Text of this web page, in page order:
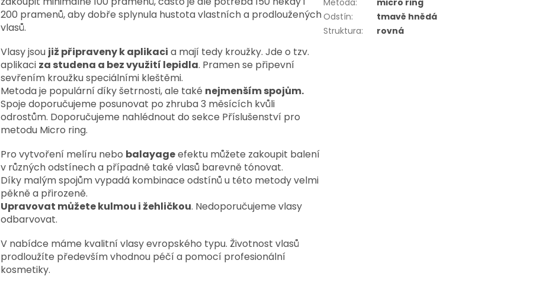
200 pramenů,aby dobře splynula hustota vlastních a prodloužených
vlasů.
Vlasy jsou již připraveny k aplikaci a mají tedy kroužky. Jde o tzv.
aplikaci za studena a bez využití lepidla. Pramen se připevní
sevřením kroužku speciálními kleštěmi.
Metoda je populární díky šetrnosti, ale také nejmenším spojům.
Spoje doporučujeme posunovat po zhruba 3 měsících kvůli
odrostům. Doporučujeme nahlédnout do sekce Příslušenství pro
metodu Micro ring.
Pro vytvoření melíru nebo balayageefektu můžete zakoupit balení
v různých odstínech a případně také vlasů barevně tónovat.
Díky malým spojům vypadá kombinace odstínů u této metody velmi
pěkně a přirozeně.
Upravovat můžete kulmou i žehličkou. Nedoporučujeme vlasy
odbarvovat.
V nabídce máme kvalitní vlasy evropského typu. Životnost vlasů
prodloužíte především vhodnou péčí a pomocí profesionální
kosmetiky.
Odstín:
tmavě hnědá
Struktura: rovná